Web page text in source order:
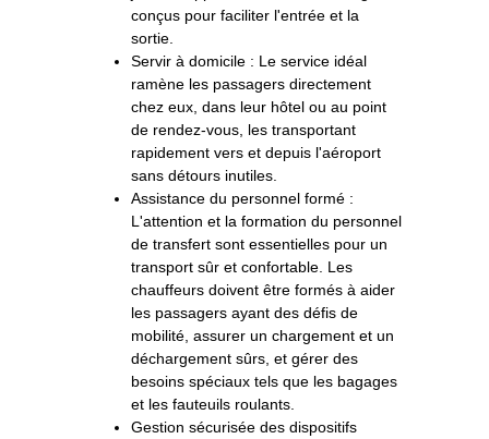
conçus pour faciliter l'entrée et la
sortie.
Servir à domicile : Le service idéal
ramène les passagers directement
chez eux, dans leur hôtel ou au point
de rendez-vous, les transportant
rapidement vers et depuis l'aéroport
sans détours inutiles.
Assistance du personnel formé :
L'attention et la formation du personnel
de transfert sont essentielles pour un
transport sûr et confortable. Les
chauffeurs doivent être formés à aider
les passagers ayant des défis de
mobilité, assurer un chargement et un
déchargement sûrs, et gérer des
besoins spéciaux tels que les bagages
et les fauteuils roulants.
Gestion sécurisée des dispositifs